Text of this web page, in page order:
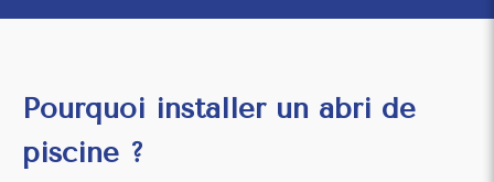
Pourquoi installer un abri de
piscine ?